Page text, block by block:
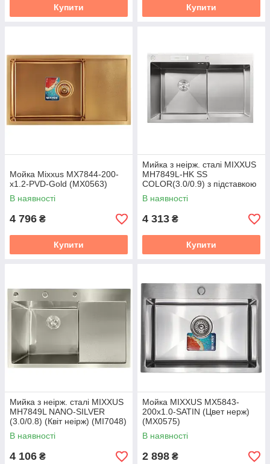
Купити Купити
Мойка Mixxus MX7844-200-
x1.2-PVD-Gold (MX0563)
В наявності
4 796 ₴
Купити
Мийка з неірж. сталі MIXXUS
MH7849L-HK SS
COLOR(3.0/0.9) з підставкою
під ножі (Квіт неірж) (MX1935)
В наявності
4 313 ₴
Купити
Мийка з неірж. сталі MIXXUS
MH7849L NANO-SILVER
(3.0/0.8) (Квіт неірж) (MI7048)
В наявності
4 106 ₴
Мойка MIXXUS MX5843-
200x1.0-SATIN (Цвет нерж)
(MX0575)
В наявності
2 898 ₴